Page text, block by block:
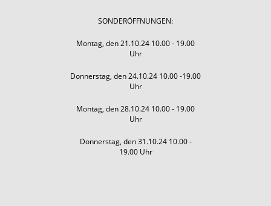
SONDERÖFFNUNGEN:
Montag, den 21.10.24 10.00 - 19.00
Uhr
Donnerstag, den 24.10.24 10.00 -19.00
Uhr
Montag, den 28.10.24 10.00 - 19.00
Uhr
Donnerstag, den 31.10.24 10.00 -
19.00 Uhr